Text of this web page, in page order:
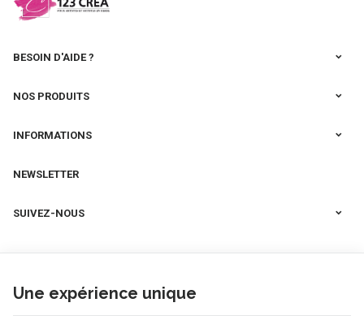
BESOIN D'AIDE ?
NOS PRODUITS
INFORMATIONS
NEWSLETTER
SUIVEZ-NOUS
Une expérience unique